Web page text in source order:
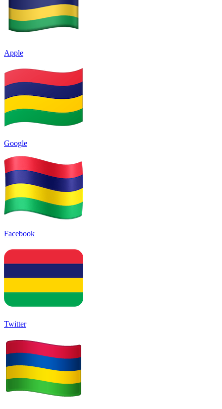
Apple
Google
Facebook
Twitter